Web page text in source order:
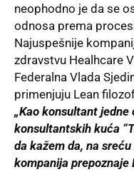
neophodno je da se
odnosa prema
Najuspešnije
zdravstvu Healhcare
Federalna Vlada
primenjuju Lean
„Kao konsultant jedne
konsultantskih kuća “
da kažem da, na
kompanija prepoznaje